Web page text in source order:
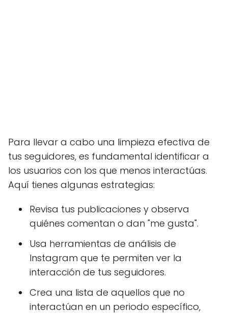
Para llevar a cabo una limpieza efectiva de
tus seguidores, es fundamental identificar a
los usuarios con los que menos interactúas.
Aquí tienes algunas estrategias:
Revisa tus publicaciones y observa
quiénes comentan o dan "me gusta".
Usa herramientas de análisis de
Instagram que te permiten ver la
interacción de tus seguidores.
Crea una lista de aquellos que no
interactúan en un periodo específico,